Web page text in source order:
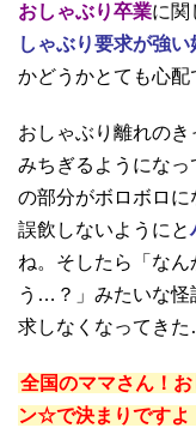
おしゃぶり卒業に関
しゃぶり要求が強い
かどうかとても心
おしゃぶり離れの
みちぎるようにな
の部分がボロボロ
誤飲しないようにと
ね。そしたら「な
う…？」みたいな怪
求しなくなってき
全国のママさん！
ン☆で決まりですよ